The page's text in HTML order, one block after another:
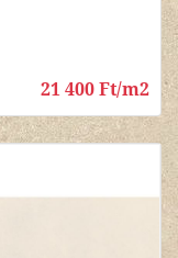
21 400 Ft/m2